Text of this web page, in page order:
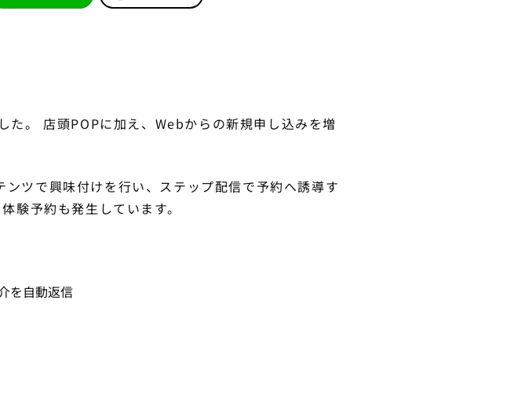
。 店頭POPに加え、Webからの新規申し込みを増
ツで興味付けを行い、ステップ配信で予約へ誘導す
験予約も発生しています。
を自動返信